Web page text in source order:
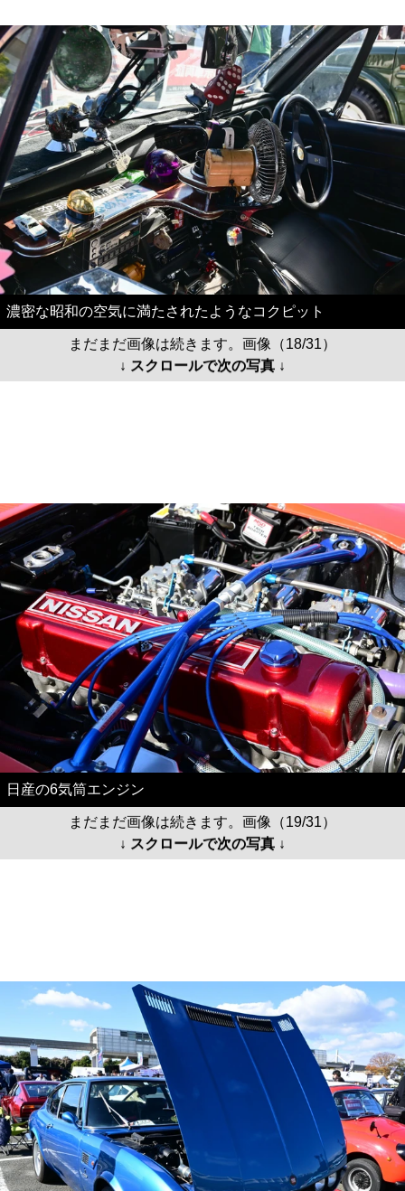
濃密な昭和の空気に満たされたようなコクピット
まだまだ画像は続きます。画像（18/31）
↓ スクロールで次の写真 ↓
日産の6気筒エンジン
まだまだ画像は続きます。画像（19/31）
↓ スクロールで次の写真 ↓